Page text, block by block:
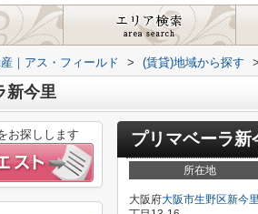
｜アス・フィールド > (賃貸)地域から探す >
新今里
プリマベーラ新
所在地
大阪府大阪市生野区新今里
お探しします